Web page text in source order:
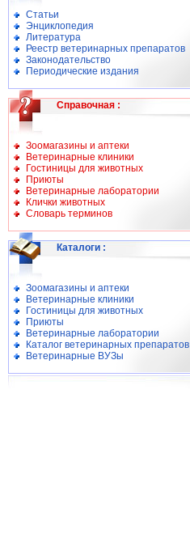
Статьи
Энциклопедия
Литература
Реестр ветеринарных препаратов
Законодательство
Периодические издания
Справочная :
Зоомагазины и аптеки
Ветеринарные клиники
Гостиницы для животных
Приюты
Ветеринарные лаборатории
Клички животных
Словарь терминов
Каталоги :
Зоомагазины и аптеки
Ветеринарные клиники
Гостиницы для животных
Приюты
Ветеринарные лаборатории
Каталог ветеринарных препаратов
Ветеринарные ВУЗы